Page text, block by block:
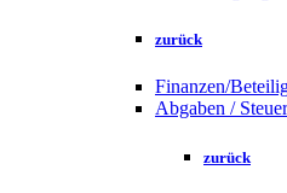
zurück
Finanzen/
Abgaben /
zurück